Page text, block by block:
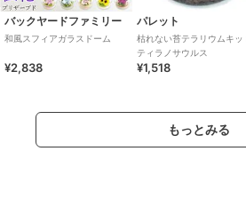
バックヤードファミリー
和風スフィアガラスドーム
¥2,838
パレット
枯れない苔テラリウムキッ
ティラノサウルス
¥1,518
もっとみる